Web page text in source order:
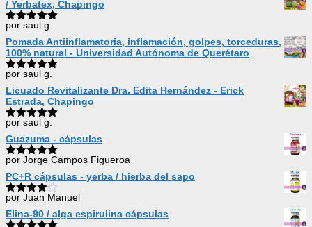
/ Yerbatex, Chapingo
Valorado
con5de 5
por saul g.
Pomada Antiinflamatoria, inflamación, golpes, torceduras,
100% natural - Universidad Autónoma de Querétaro
Valorado
con5de 5
por saul g.
Licuado Revitalizante Dra. Edita Hernández - Erick
Estrada, Chapingo
Valorado
con5de 5
por saul g.
Guazuma - cápsulas
Valorado
con5de 5
por Jorge Campos Figueroa
PC+R cápsulas - yerba / hierba del sapo
Valorado
con4 de
5
por Juan Manuel
Elina-90 / alga espirulina cápsulas